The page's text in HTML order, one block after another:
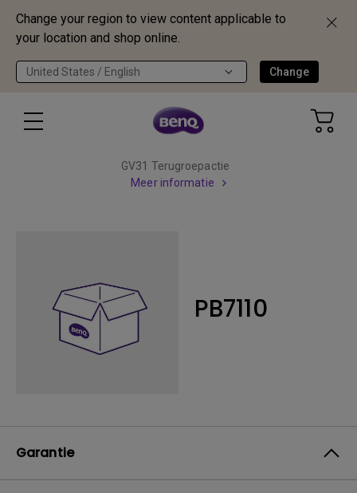
Change your region to view content applicable to
your location and shop online.
United States / English Change
GV31 Terugroepactie
Meer informatie
PB7110
Garantie